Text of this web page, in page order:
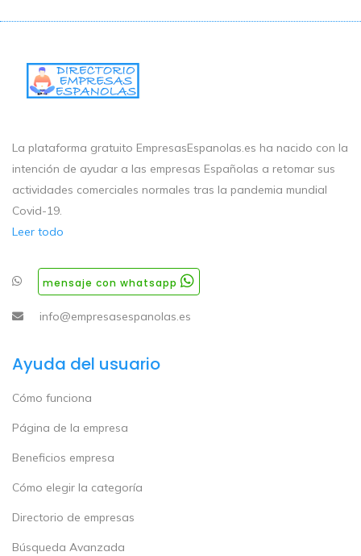
La plataforma gratuito EmpresasEspanolas.es ha nacido con la
intención de ayudar a las empresas Españolas a retomar sus
actividades comerciales normales tras la pandemia mundial
Covid-19.
Leer todo
mensaje con whatsapp
info@empresasespanolas.es
Ayuda del usuario
Cómo funciona
Página de la empresa
Beneficios empresa
Cómo elegir la categoría
Directorio de empresas
Búsqueda Avanzada